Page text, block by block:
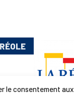
le consentement aux